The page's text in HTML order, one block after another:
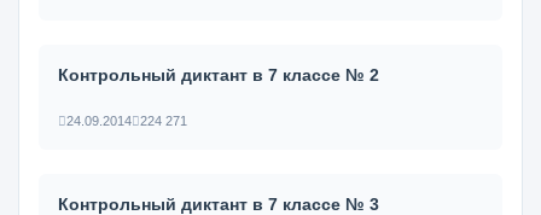
Контрольный диктант в 7 классе № 2
24.09.2014 224 271
Контрольный диктант в 7 классе № 3